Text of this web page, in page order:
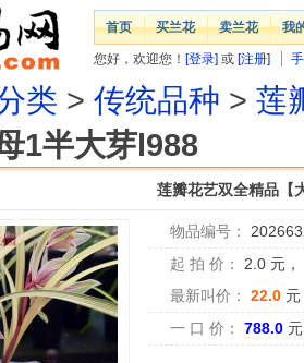
首页 买兰花 卖兰花 我
您好，欢迎您！ [登录] 或 [注册]
类 > 传统品种 > 莲
1半大芽l988
莲瓣花艺双全精品【
物品编号：
起 拍 价：
2.0 元，
最新叫价：
22.0 元
一 口 价：
788.0 元